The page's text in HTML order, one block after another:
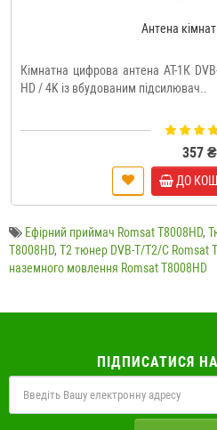
Антена
Кімнатна цифрова антена АТ-1К
HD / 4K із вбудованим підсилювач..
357 ₴
ДО
Ефірний приймач Romsat T8008HD,
T8008HD, Т2 тюнер DVB-T/T2/C Romsat
наземного мовлення Romsat T8008HD
ПІДПИСАТИСЯ